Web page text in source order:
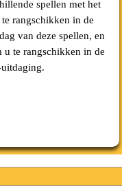
spellen met het
rangschikken in de
van deze spellen, en
u te rangschikken in de